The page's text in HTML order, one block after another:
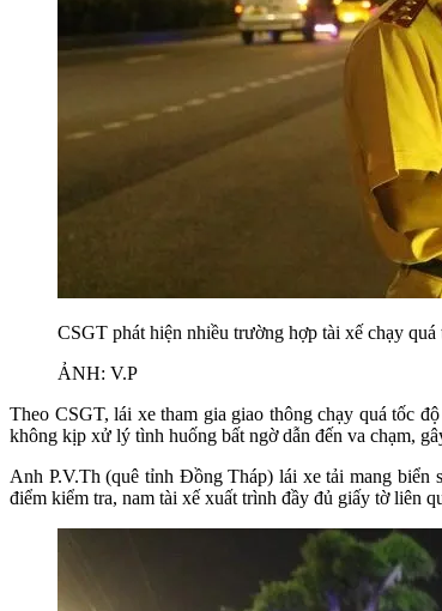
CSGT phát hiện nhiều trường hợp tài xế chạy quá
ẢNH: V.P
Theo CSGT, lái xe tham gia giao thông chạy quá tốc
không kịp xử lý tình huống bất ngờ dẫn đến va chạm,
Anh P.V.Th (quê tỉnh Đồng Tháp) lái xe tải mang
điểm kiểm tra, nam tài xế xuất trình đầy đủ giấy tờ liên